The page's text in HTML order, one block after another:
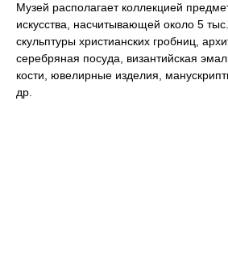
Музей располагает коллекцией
искусства, насчитывающей около 5
скульптуры христианских гробниц,
серебряная посуда, византийская
кости, ювелирные изделия,
др.